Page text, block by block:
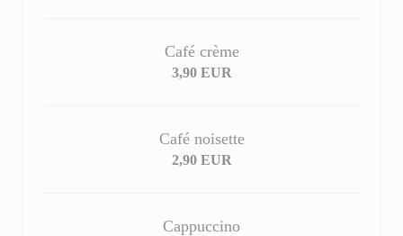
Café crème
3,90 EUR
Café noisette
2,90 EUR
Cappuccino